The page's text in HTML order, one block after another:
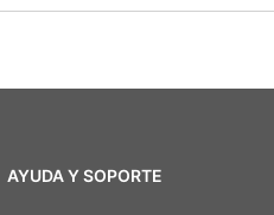
AYUDA Y SOPORTE